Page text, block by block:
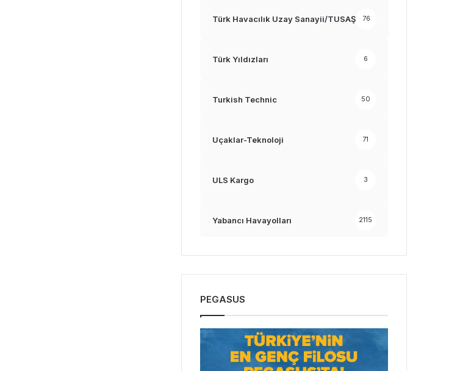
Türk Havacılık Uzay Sanayii/TUSAŞ 76
Türk Yıldızları 6
Turkish Technic 50
Uçaklar-Teknoloji 71
ULS Kargo 3
Yabancı Havayolları 2115
PEGASUS